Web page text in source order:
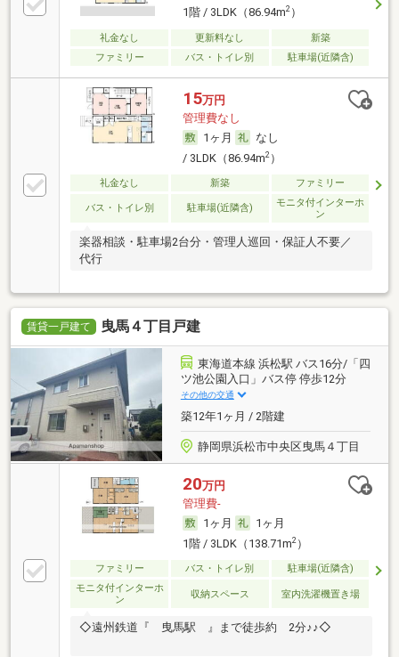
1階 / 3LDK（86.94m2）
礼金なし 更新料なし
新築
ファミリー
バス・トイレ別 駐車場(近隣含)
15万円
管理費なし
1ヶ月
なし
/ 3LDK（86.94m2）
礼金なし 新築 ファミリー
バス・トイレ別 駐車場(近隣含)
モニタ付インターホ
ン
楽器相談・駐車場2台分・管理人巡回・保証人不要／
代行
賃貸一戸建て 曳馬４丁目戸建
東海道本線 浜松駅 バス16分/「四
ツ池公園入口」バス停 停歩12分
その他の交通
築12年1ヶ月 / 2階建
静岡県浜松市中央区曳馬４丁目
20万円
管理費-
1ヶ月
1ヶ月
1階 / 3LDK（138.71m2）
ファミリー バス・トイレ別
駐車場(近隣含)
モニタ付インターホ
ン
収納スペース 室内洗濯機置き場
◇遠州鉄道『 曳馬駅 』まで徒歩約 2分♪♪◇